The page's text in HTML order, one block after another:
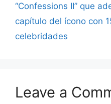
“Confessions II” que
capítulo del ícono con
celebridades
Leave a